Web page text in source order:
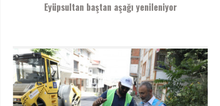
Eyüpsultan baştan aşağı yenileniyor